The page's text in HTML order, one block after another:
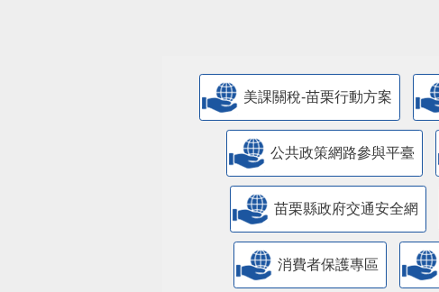
美課關稅-苗栗行動方案
公共政策網路參與平臺
苗栗縣政府交通安全網
消費者保護專區